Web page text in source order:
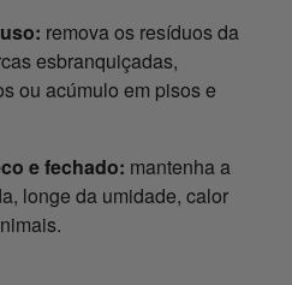
remova os resíduos da
esbranquiçadas,
ou acúmulo em pisos e
e fechado: mantenha a
longe da umidade, calor